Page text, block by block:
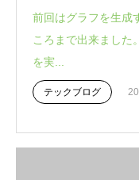
前回はグラフを生成
ころまで出来ました
を実...
テックブログ